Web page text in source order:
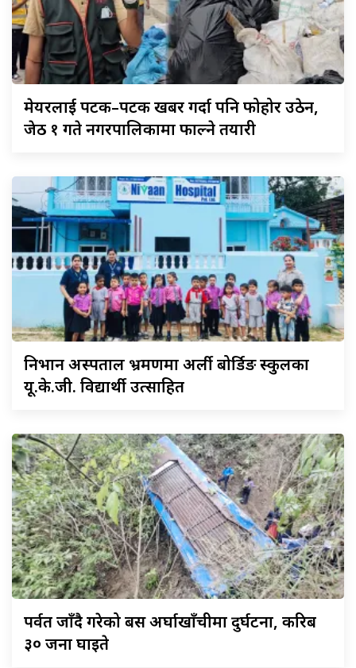
मेयरलाईपटक–पटक खबर गर्दा पनि फोहोर उठेन,
जेठ १ गते नगरपालिकामा फाल्ने तयारी
निभानअस्पताल भ्रमणमा अर्ली बोर्डिङ स्कुलका
यू.के.जी. विद्यार्थी उत्साहित
पर्वतजाँदै गरेको बस अर्घाखाँचीमा दुर्घटना, करिब
३० जना घाइते